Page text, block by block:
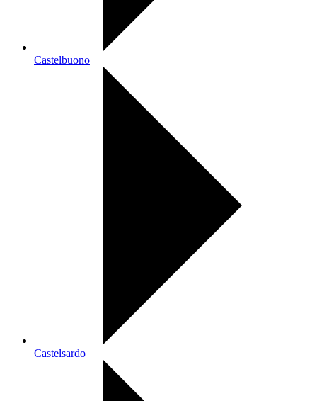
Castelbuono
Castelsardo